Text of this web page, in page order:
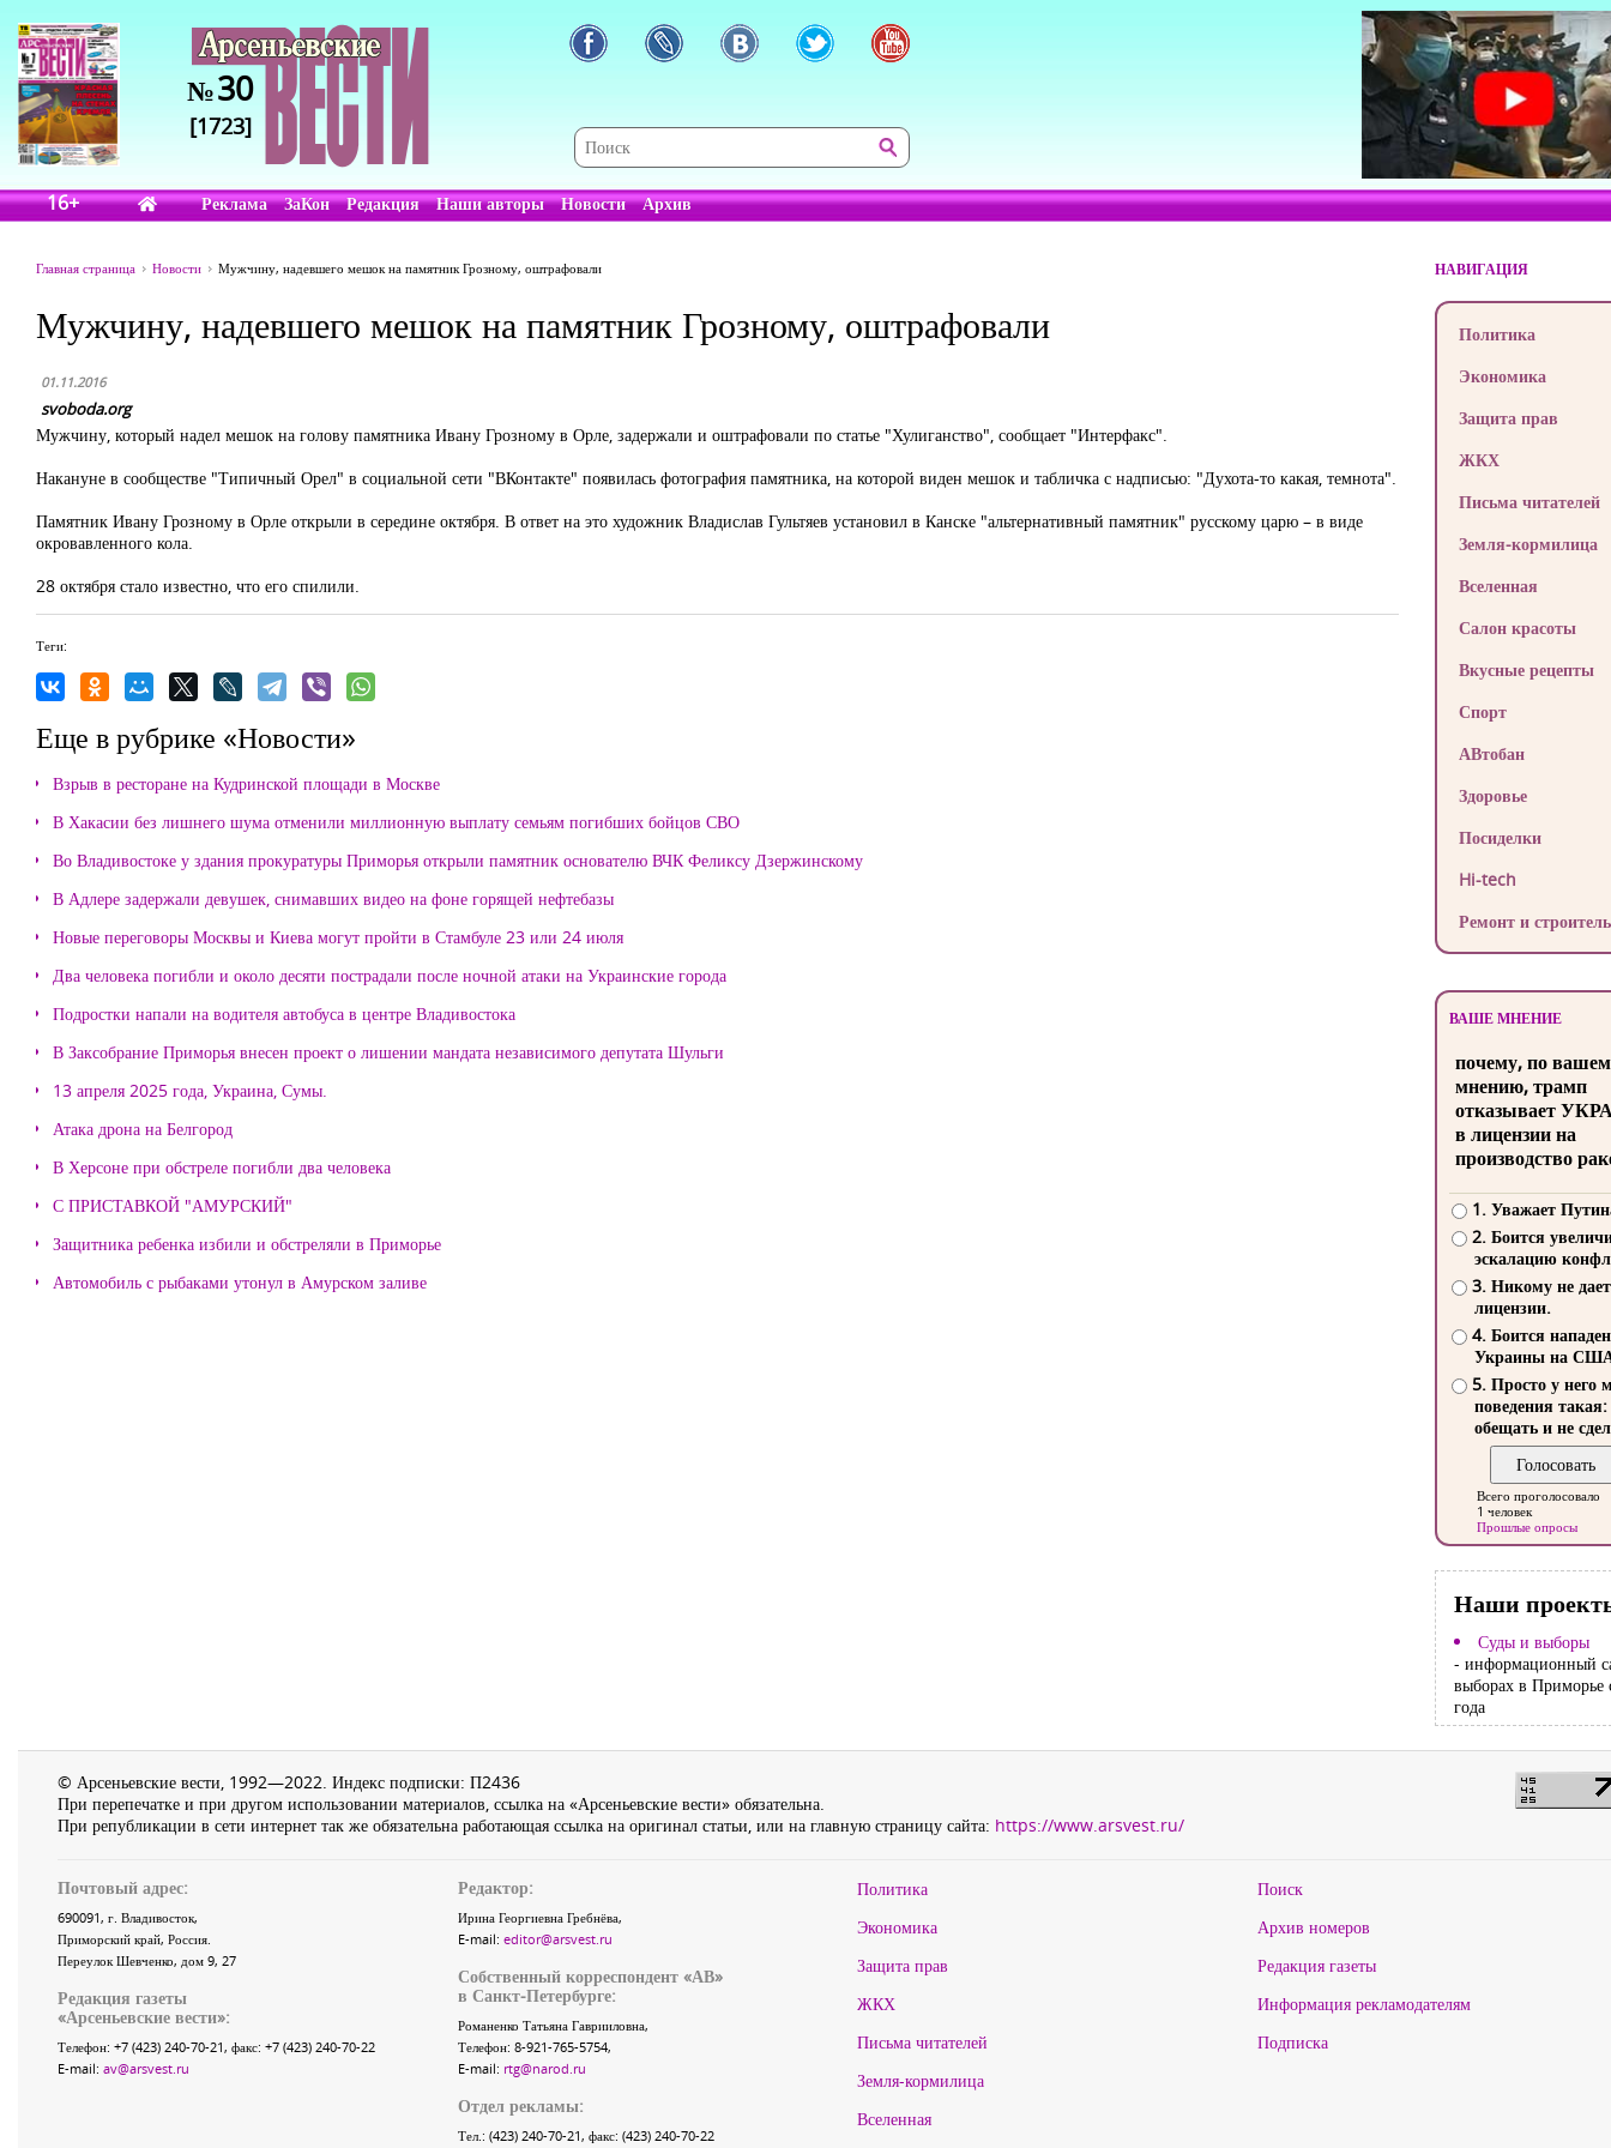
№30
[1723]
16+ Реклама ЗаКон Редакция Наши авторы Новости Архив
Главная страница Новости Мужчину, надевшего мешок на памятник Грозному, оштрафовали
Мужчину, надевшего мешок на памятник Грозному, оштрафовали
01.11.2016
svoboda.org
Мужчину, который надел мешок на голову памятника Ивану Грозному в Орле, задержали и оштрафовали по статье "Хулиганство", сообщает "Интерфакс".
Накануне в сообществе "Типичный Орел" в социальной сети "ВКонтакте" появилась фотография памятника, на которой виден мешок и табличка с надписью: "Духота-то какая, темнота".
Памятник Ивану Грозному в Орле открыли в середине октября. В ответ на это художник Владислав Гультяев установил в Канске "альтернативный памятник" русскому царю – в виде
окровавленного кола.
28 октября стало известно, что его спилили.
Теги:
Еще в рубрике «Новости»
Взрыв в ресторане на Кудринской площади в Москве
В Хакасии без лишнего шума отменили миллионную выплату семьям погибших бойцов СВО
Во Владивостоке у здания прокуратуры Приморья открыли памятник основателю ВЧК Феликсу Дзержинскому
В Адлере задержали девушек, снимавших видео на фоне горящей нефтебазы
Новые переговоры Москвы и Киева могут пройти в Стамбуле 23 или 24 июля
Два человека погибли и около десяти пострадали после ночной атаки на Украинские города
Подростки напали на водителя автобуса в центре Владивостока
В Заксобрание Приморья внесен проект о лишении мандата независимого депутата Шульги
13 апреля 2025 года, Украина, Сумы.
Атака дрона на Белгород
В Херсоне при обстреле погибли два человека
С ПРИСТАВКОЙ "АМУРСКИЙ"
Защитника ребенка избили и обстреляли в Приморье
Автомобиль с рыбаками утонул в Амурском заливе
НАВИГАЦИЯ
Политика
Экономика
Защита прав
ЖКХ
Письма читателей
Земля-кормилица
Вселенная
Салон красоты
Вкусные рецепты
Спорт
АВтобан
Здоровье
Посиделки
Hi-tech
Ремонт и
ВАШЕ МНЕНИЕ
почему, по
мнению, трамп
отказывает
в лицензии на
производство
1. Уважает
2. Боится
эскалацию
3. Никому не
лицензии.
4. Боится
Украины на
5. Просто у него
поведения такая:
обещать и не
Всего проголосовало
1 человек
Прошлые опросы
Наши
Суды и выборы
- информационный
выборах в Приморье
года
© Арсеньевские вести, 1992—2022. Индекс подписки: П2436
При перепечатке и при другом использовании материалов, ссылка на «Арсеньевские вести» обязательна.
При републикации в сети интернет так же обязательна работающая ссылка на оригинал статьи, или на главную страницу сайта: https://www.arsvest.ru/
Почтовый адрес:
690091, г. Владивосток,
Приморский край, Россия.
Переулок Шевченко, дом 9, 27
Редакция газеты
«Арсеньевские вести»:
Телефон: +7 (423) 240-70-21, факс: +7 (423) 240-70-22
E-mail: av@arsvest.ru
Редактор:
Ирина Георгиевна Гребнёва,
E-mail: editor@arsvest.ru
Собственный корреспондент «АВ»
в Санкт-Петербурге:
Романенко Татьяна Гаврииловна,
Телефон: 8-921-765-5754,
E-mail: rtg@narod.ru
Отдел рекламы:
Тел.: (423) 240-70-21, факс: (423) 240-70-22
Политика
Экономика
Защита прав
ЖКХ
Письма читателей
Земля-кормилица
Вселенная
Поиск
Архив номеров
Редакция газеты
Информация рекламодателям
Подписка